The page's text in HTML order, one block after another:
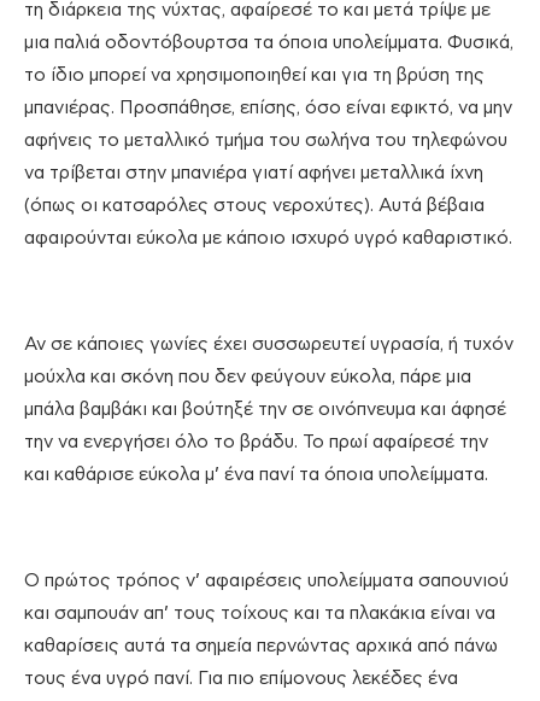
τη διάρκεια της νύχτας, αφαίρεσέ το και μετά τρίψε με
μια παλιά οδοντόβουρτσα τα όποια υπολείμματα. Φυσικά,
το ίδιο μπορεί να χρησιμοποιηθεί και για τη βρύση της
μπανιέρας. Προσπάθησε, επίσης, όσο είναι εφικτό, να μην
αφήνεις το μεταλλικό τμήμα του σωλήνα του τηλεφώνου
να τρίβεται στην μπανιέρα γιατί αφήνει μεταλλικά ίχνη
(όπως οι κατσαρόλες στους νεροχύτες). Αυτά βέβαια
αφαιρούνται εύκολα με κάποιο ισχυρό υγρό καθαριστικό.
Αν σε κάποιες γωνίες έχει συσσωρευτεί υγρασία, ή τυχόν
μούχλα και σκόνη που δεν φεύγουν εύκολα, πάρε μια
μπάλα βαμβάκι και βούτηξέ την σε οινόπνευμα και άφησέ
την να ενεργήσει όλο το βράδυ. Το πρωί αφαίρεσέ την
και καθάρισε εύκολα μ’ ένα πανί τα όποια υπολείμματα.
Ο πρώτος τρόπος ν’ αφαιρέσεις υπολείμματα σαπουνιού
και σαμπουάν απ’ τους τοίχους και τα πλακάκια είναι να
καθαρίσεις αυτά τα σημεία περνώντας αρχικά από πάνω
τους ένα υγρό πανί. Για πιο επίμονους λεκέδες ένα